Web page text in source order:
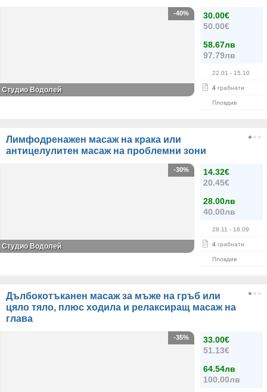
30.00€
50.00€
58.67лв
97.79лв
22.01 - 15.10
4 грабнати
Пловдив
-40%
Студио Водолей
Лимфодренажен масаж на крака или
антицелулитен масаж на проблемни зони
14.32€
20.45€
28.00лв
40.00лв
28.11 - 18.09
4 грабнати
Пловдив
-30%
Студио Водолей
Дълбокотъканен масаж за мъже на гръб или
цяло тяло, плюс ходила и релаксиращ масаж на
глава
33.00€
51.13€
64.54лв
100.00лв
-35%